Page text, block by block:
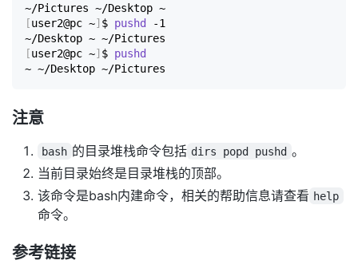
[user2@pc ~] $ pushd
-1
[user2@pc ~] $ pushd
注意
bash 的目录堆栈命令包括 dirs popd pushd 。
当前目录始终是目录堆栈的顶部。
该命令是bash内建命令，相关的帮助信息请查看 help
命令。
参考链接